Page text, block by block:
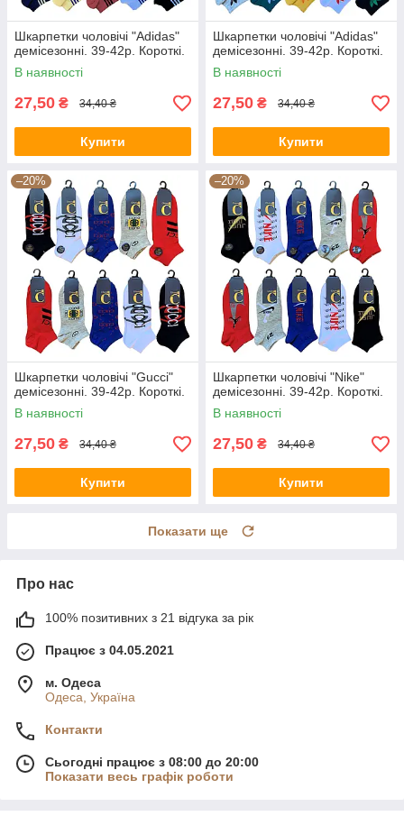
Шкарпетки чоловічі "Adidas"
демісезонні. 39-42р. Короткі.
В наявності
27,50 ₴ 34,40 ₴
Купити
Шкарпетки чоловічі "Adidas"
демісезонні. 39-42р. Короткі.
В наявності
27,50 ₴ 34,40 ₴
Купити
–20%
Шкарпетки чоловічі "Gucci"
демісезонні. 39-42р. Короткі.
В наявності
27,50 ₴ 34,40 ₴
Купити
–20%
Шкарпетки чоловічі "Nike"
демісезонні. 39-42р. Короткі.
В наявності
27,50 ₴ 34,40 ₴
Купити
Показати ще
Про нас
100% позитивних з 21 відгука за рік
Працює з 04.05.2021
м. Одеса
Одеса, Україна
Контакти
Сьогодні працює з 08:00 до 20:00
Показати весь графік роботи